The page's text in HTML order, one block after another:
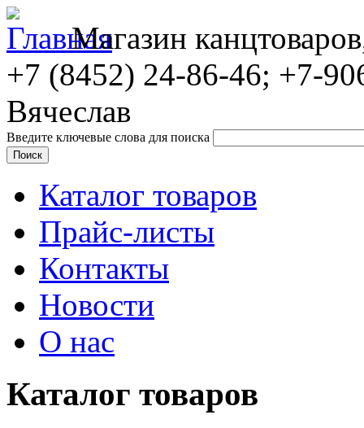
Магазин
+7 (8452) 24-86-46; +7-
Вячеслав
Введите ключевые слова для поиска
Каталог товаров
Прайс-листы
Контакты
Новости
О нас
Каталог товаров